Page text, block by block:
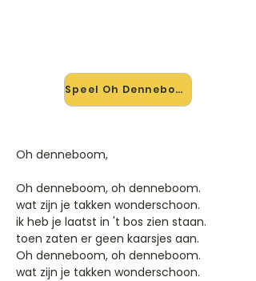
Speel Oh Denneboom mee →
Oh denneboom,
Oh denneboom, oh denneboom.
wat zijn je takken wonderschoon.
ik heb je laatst in 't bos zien staan.
toen zaten er geen kaarsjes aan.
Oh denneboom, oh denneboom.
wat zijn je takken wonderschoon.